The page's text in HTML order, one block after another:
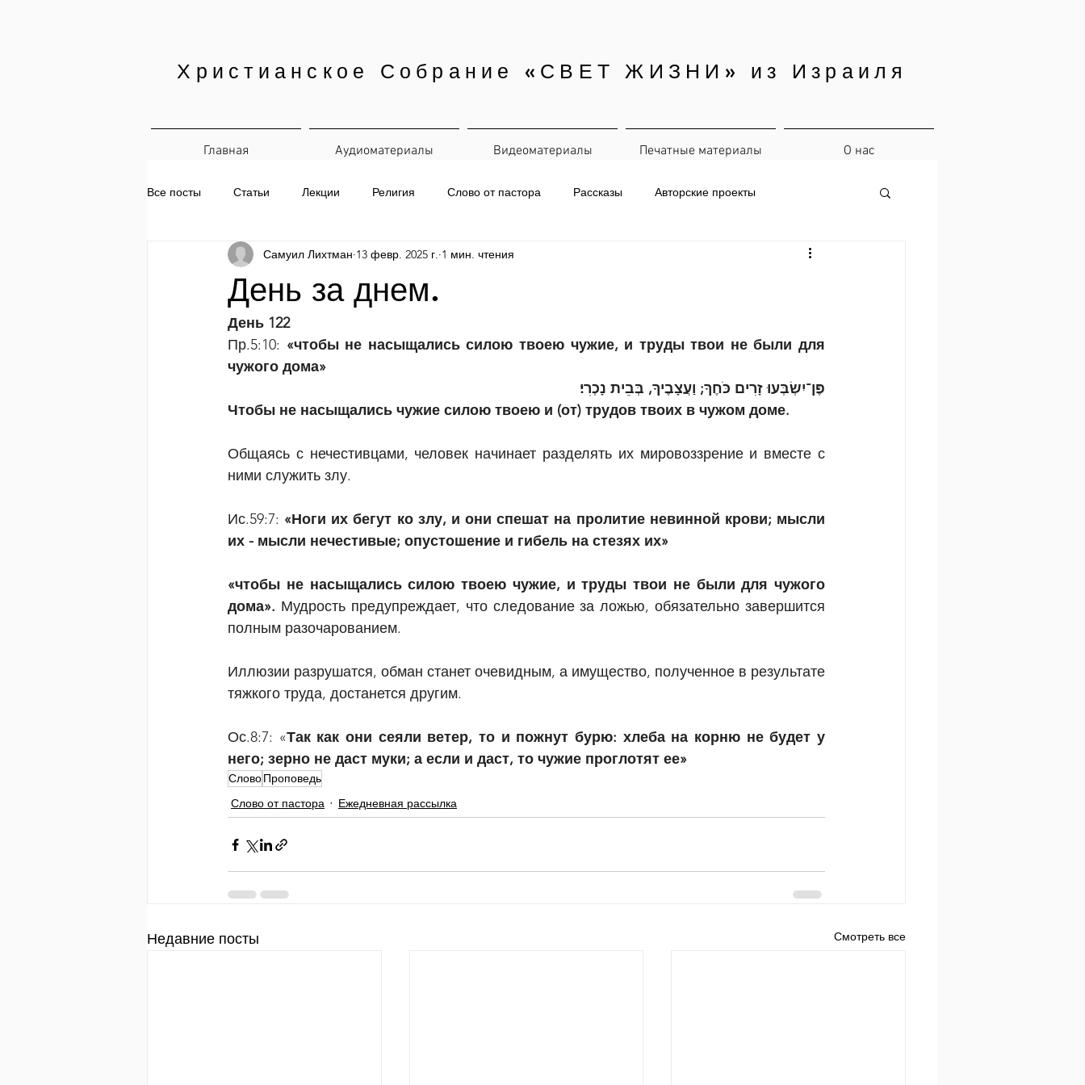
Христианское Собрание «СВЕТ ЖИЗНИ» из Израиля
Главная Аудиоматериалы Видеоматериалы Печатные материалы О нас
Все посты Статьи Лекции Религия Слово от пастора Рассказы Авторские проекты
Печатные материалы Ежедневная рассылка
День за днем.
Самуил Лихтман 13 февр. 2025 г. 1 мин. чтения
День 122
Пр.5:10: «чтобы не насыщались силою твоею чужие, и труды твои не были для
чужого дома»
פֶּן־יִשְׂבְּעוּ זָרִים כֹּחֶךָ; וַעֲצָבֶיךָ, בְּבֵית נָכְרִי׃
Чтобы не насыщались чужие силою твоею и (от) трудов твоих в чужом доме.
Общаясь с нечестивцами, человек начинает разделять их мировоззрение и вместе с
ними служить злу.
Ис.59:7: «Ноги их бегут ко злу, и они спешат на пролитие невинной крови; мысли
их - мысли нечестивые; опустошение и гибель на стезях их»
«чтобы не насыщались силою твоею чужие, и труды твои не были для чужого
дома». Мудрость предупреждает, что следование за ложью, обязательно завершится
полным разочарованием.
Иллюзии разрушатся, обман станет очевидным, а имущество, полученное в результате
тяжкого труда, достанется другим.
Ос.8:7: «Так как они сеяли ветер, то и пожнут бурю: хлеба на корню не будет у
него; зерно не даст муки; а если и даст, то чужие проглотят ее»
СловоПроповедь
Слово от пастора
Ежедневная рассылка
Недавние посты Смотреть все